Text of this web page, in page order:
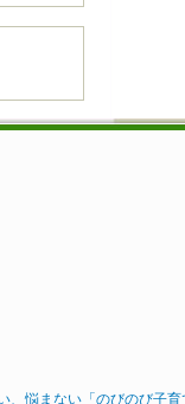
、悩まない「のびのび子